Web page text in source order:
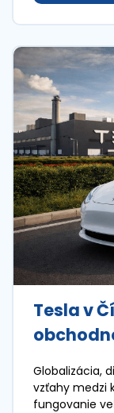
Tesla v
Globalizácia,
vzťahy medzi
fungovanie